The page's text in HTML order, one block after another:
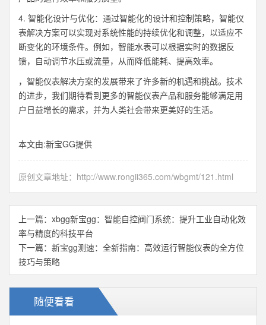
4. 智能化设计与优化：通过智能化的设计和控制策略，智能仪
表解决方案可以实现对系统性能的持续优化和调整，以适应不
断变化的环境条件。例如，智能水表可以根据实时的数据反
馈，自动调节水压或流量，从而降低能耗、提高效率。
，智能仪表解决方案的发展带来了许多新的机遇和挑战。技术
的进步，我们期待看到更多的智能仪表产品和服务能够满足用
户日益增长的需求，并为人类社会带来更美好的生活。
本文由:新宝GG提供
原创文章地址： http://www.rongii365.com/wbgmt/121.html
上一篇： xbgg新宝gg：智能自控阀门系统：提升工业自动化效
率与精度的科技平台
下一篇： 新宝gg测速：全新指南：高效运行智能仪表的全方位
技巧与策略
随便看看